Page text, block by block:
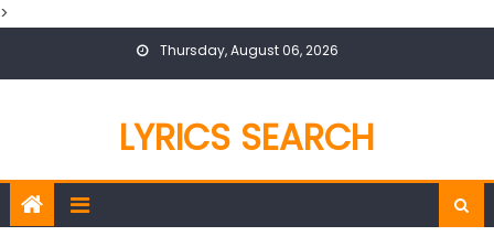
>
Thursday, August 06, 2026
LYRICS SEARCH